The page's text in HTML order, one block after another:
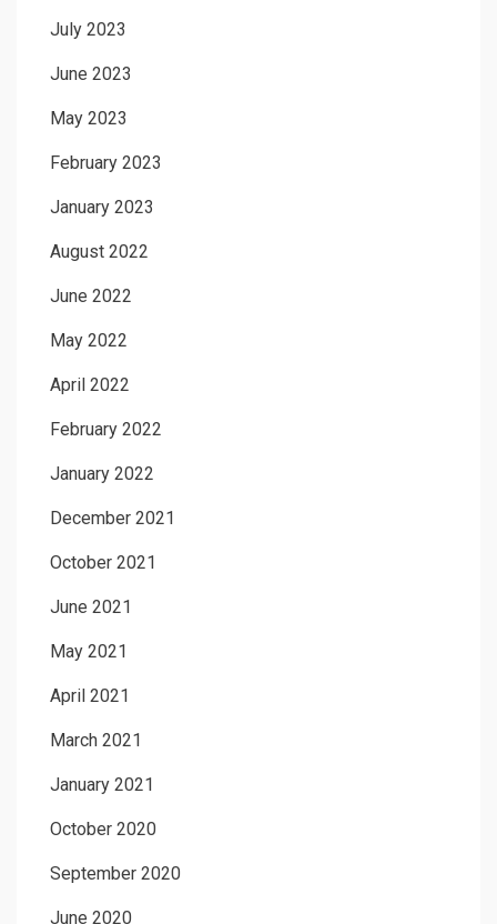
July 2023
June 2023
May 2023
February 2023
January 2023
August 2022
June 2022
May 2022
April 2022
February 2022
January 2022
December 2021
October 2021
June 2021
May 2021
April 2021
March 2021
January 2021
October 2020
September 2020
June 2020